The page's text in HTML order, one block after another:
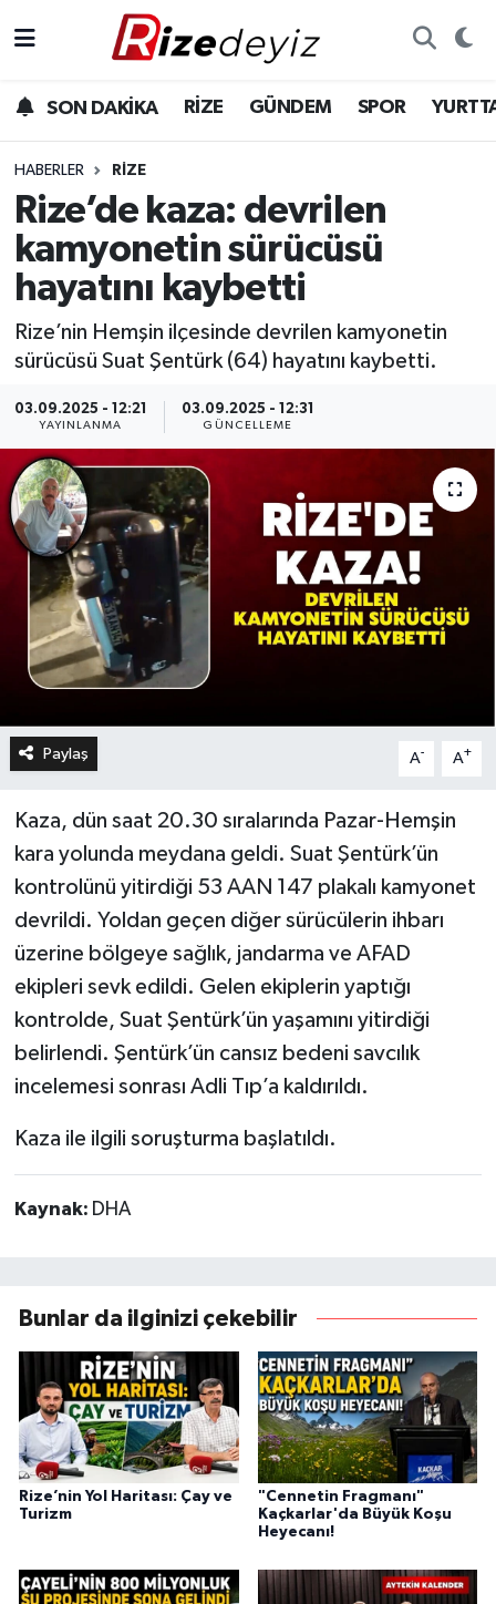
SON DAKİKA RİZE GÜNDEM SPOR
HABERLER RIZE
Rize’de kaza: devrilen
kamyonetin sürücüsü
hayatını kaybetti
Rize’nin Hemşin ilçesinde devrilen kamyonetin
sürücüsü Suat Şentürk (64) hayatını kaybetti.
03.09.2025 - 12:21
YAYINLANMA
03.09.2025 - 12:31
GÜNCELLEME
Paylaş A- A+
Kaza, dün saat 20.30 sıralarında Pazar-Hemşin
kara yolunda meydana geldi. Suat Şentürk’ün
kontrolünü yitirdiği 53 AAN 147 plakalı kamyonet
devrildi. Yoldan geçen diğer sürücülerin ihbarı
üzerine bölgeye sağlık, jandarma ve AFAD
ekipleri sevk edildi. Gelen ekiplerin yaptığı
kontrolde, Suat Şentürk’ün yaşamını yitirdiği
belirlendi. Şentürk’ün cansız bedeni savcılık
incelemesi sonrası Adli Tıp’a kaldırıldı.
Kaza ile ilgili soruşturma başlatıldı.
Kaynak: DHA
Bunlar da ilginizi çekebilir
Rize’nin Yol Haritası: Çay ve
Turizm
"Cennetin Fragmanı"
Kaçkarlar'da Büyük Koşu
Heyecanı!
Gündem
Yurttan Haberler
Ekonomi
Teknoloji
Sağlık
Rize Hava Durumu
Rize Trafik Yoğunluk Haritası
Süper Lig Puan Durumu ve Fikstür
Tüm Manşetler
Son Dakika Haberleri
Haber Arşivi